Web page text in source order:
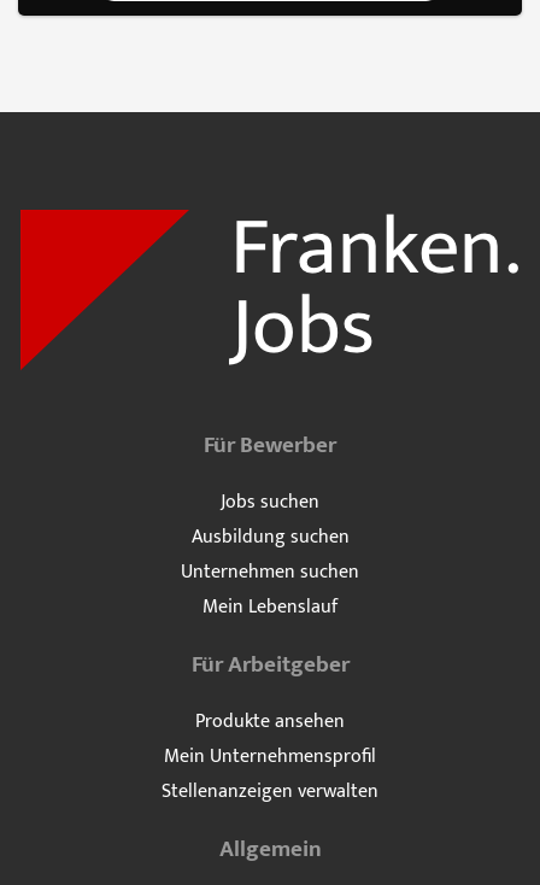
Für Bewerber
Jobs suchen
Ausbildung suchen
Unternehmen suchen
Mein Lebenslauf
Für Arbeitgeber
Produkte ansehen
Mein Unternehmensprofil
Stellenanzeigen verwalten
Allgemein